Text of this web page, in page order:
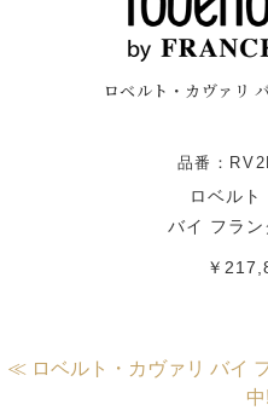
ロベルト・カヴァリ
品番：
ロベルト
バイ フラン
￥
≪ ロベルト・カヴァリ バイ